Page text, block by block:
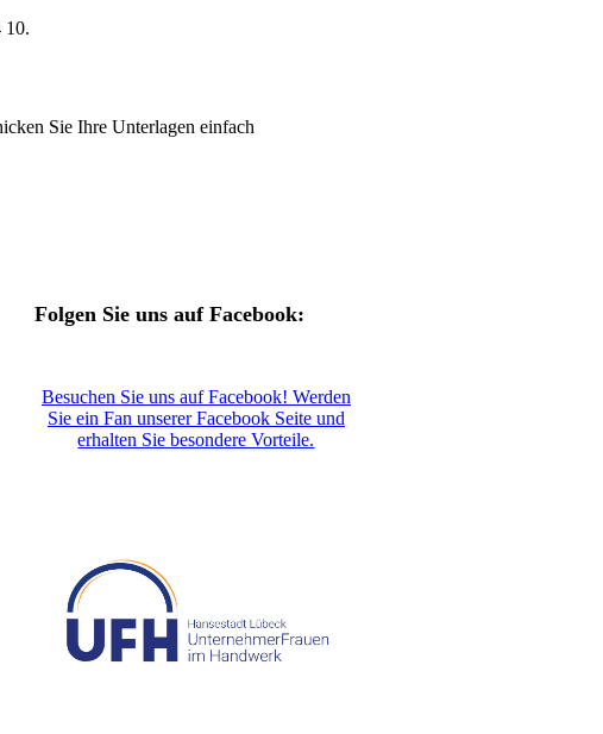
10.
Sie Ihre Unterlagen einfach
Folgen Sie uns auf Facebook:
Besuchen Sie uns auf Facebook! Werden
Sie ein Fan unserer Facebook Seite und
erhalten Sie besondere Vorteile.